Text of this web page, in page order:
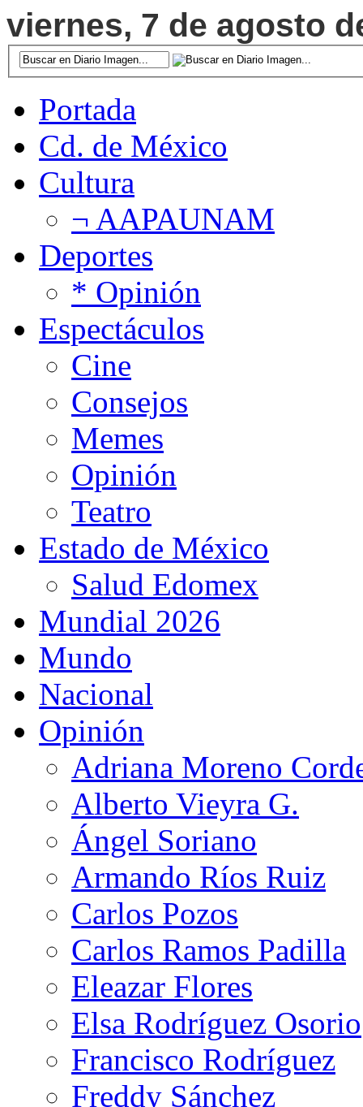
viernes, 7 de agosto
Portada
Cd. de México
Cultura
¬ AAPAUNAM
Deportes
* Opinión
Espectáculos
Cine
Consejos
Memes
Opinión
Teatro
Estado de México
Salud Edomex
Mundial 2026
Mundo
Nacional
Opinión
Adriana Moreno
Alberto Vieyra G.
Ángel Soriano
Armando Ríos Ruiz
Carlos Pozos
Carlos Ramos Padilla
Eleazar Flores
Elsa Rodríguez Osorio
Francisco Rodríguez
Freddy Sánchez